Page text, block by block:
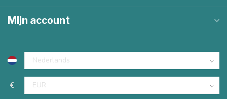
Mijn account
€